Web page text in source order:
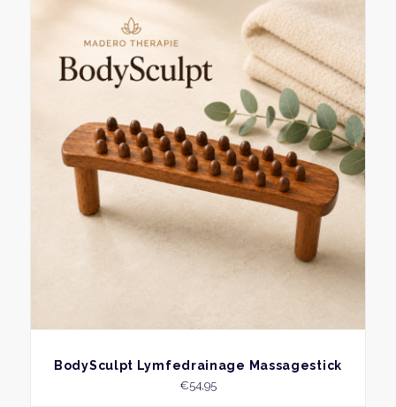
BEKIJK
BodySculpt Lymfedrainage Massagestick
€54,95